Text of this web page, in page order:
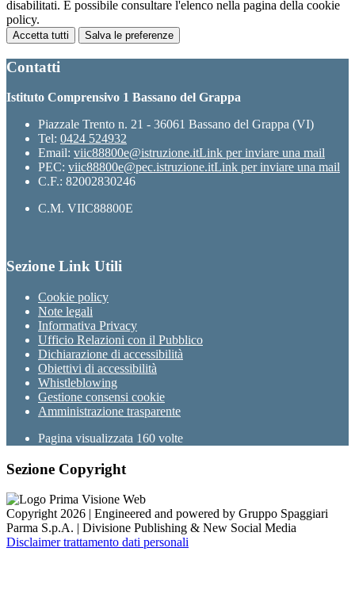
disabilitati. È possibile consultare l'elenco nella pagina della cookie
policy.
Accetta tutti Salva le preferenze
Contatti
Istituto Comprensivo 1 Bassano del Grappa
Piazzale Trento n. 21 - 36061 Bassano del Grappa (VI)
Tel: 0424 524932
Email: viic88800e@istruzione.itLink per inviare una mail
PEC: viic88800e@pec.istruzione.itLink per inviare una mail
C.F.: 82002830246
C.M. VIIC88800E
Sezione Link Utili
Cookie policy
Note legali
Informativa Privacy
Ufficio Relazioni con il Pubblico
Dichiarazione di accessibilità
Obiettivi di accessibilità
Whistleblowing
Gestione consensi cookie
Amministrazione trasparente
Pagina visualizzata 160 volte
Sezione Copyright
Copyright 2026 | Engineered and powered by Gruppo Spaggiari
Parma S.p.A. | Divisione Publishing & New Social Media
Disclaimer trattamento dati personali